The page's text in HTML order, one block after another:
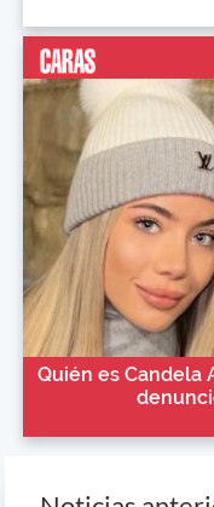
Quién es Candela